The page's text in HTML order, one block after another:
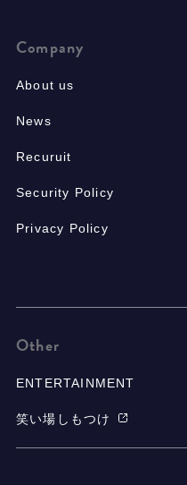
Company
About us
News
Recuruit
Security Policy
Privacy Policy
Other
ENTERTAINMENT
笑い場しもつけ